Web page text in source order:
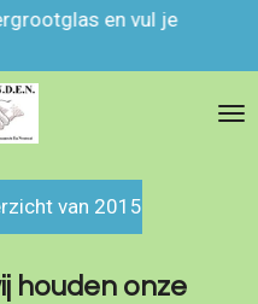
en vul je
van 2015
houden onze